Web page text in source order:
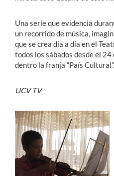
Una serie que evidencia
un recorrido de música,
que se crea día a día en el
todos los sábados desde el
dentro la franja “País Cultural”.
UCV TV